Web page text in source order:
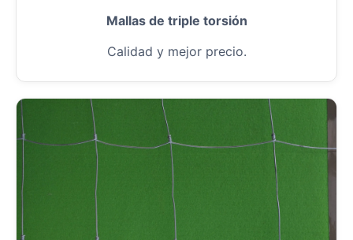
Mallas de triple torsión
Calidad y mejor precio.